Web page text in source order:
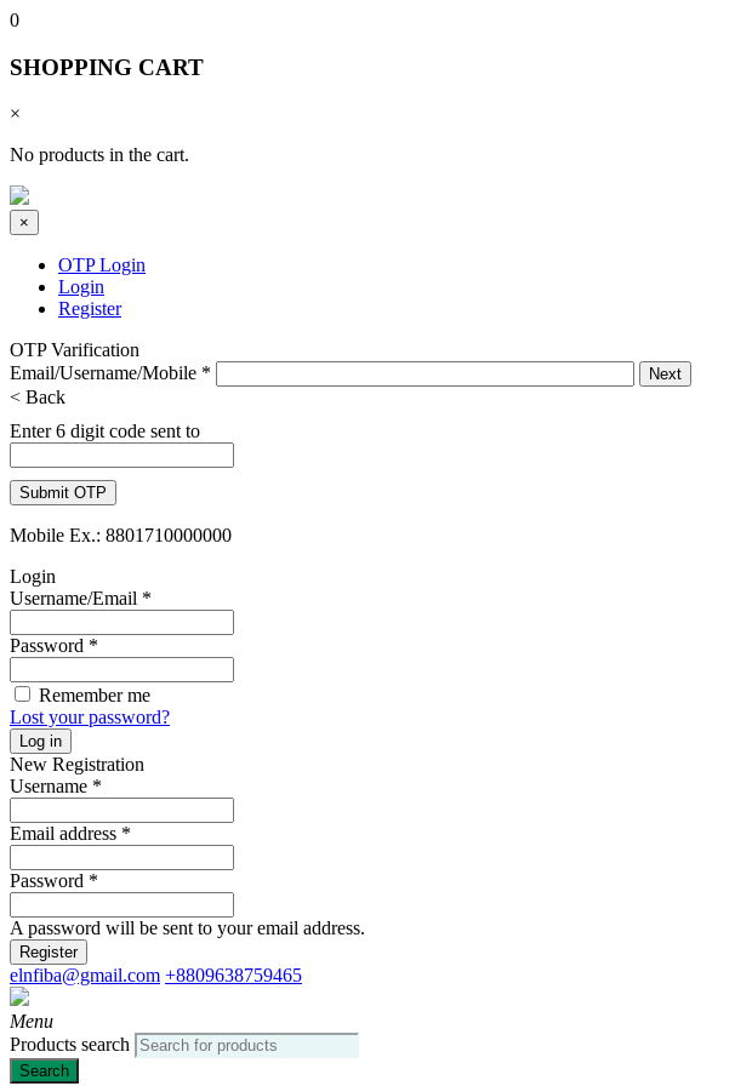
0
SHOPPING CART
×
No products in the cart.
×
OTP Login
Login
Register
OTP Varification
Email/Username/Mobile *
< Back
Enter 6 digit code sent to
Mobile Ex.: 8801710000000
Login
Username/Email *
Password *
Remember me
Lost your password?
Log in
New Registration
Username *
Email address *
Password *
A password will be sent to your email address.
Register
elnfiba@gmail.com +8809638759465
Menu
Products search
Search